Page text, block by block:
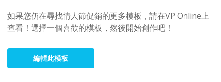
如果您仍在尋找情人節促銷的更多模板，請在VP Online上
查看！選擇一個喜歡的模板，然後開始創作吧！
編輯此模板